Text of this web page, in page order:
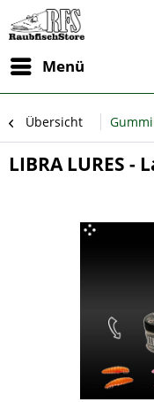
Menü
Übersicht
LIBRA LURES -